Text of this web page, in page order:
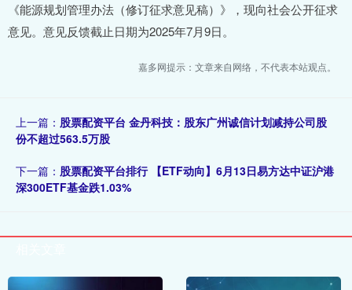
《能源规划管理办法（修订征求意见稿）》，现向社会公开征求
意见。意见反馈截止日期为2025年7月9日。
嘉多网提示：文章来自网络，不代表本站观点。
上一篇： 股票配资平台 金丹科技：股东广州诚信计划减持公司股
份不超过563.5万股
下一篇： 股票配资平台排行 【ETF动向】6月13日易方达中证沪港
深300ETF基金跌1.03%